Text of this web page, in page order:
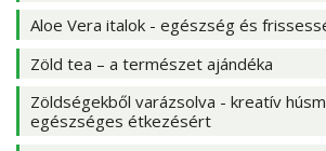
Aloe Vera italok - egészség és
Zöld tea – a természet ajándéka
Zöldségekből varázsolva - kreatív
egészséges étkezésért